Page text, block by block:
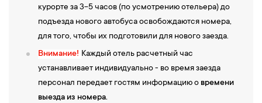
курорте за 3-5 часов (по усмотрению отельера) до
подъезда нового автобуса освобождаются номера,
для того, чтобы их подготовили для нового заезда.
Внимание! Каждый отель расчетный час
устанавливает индивидуально - во время заезда
персонал передает гостям информацию о времени
выезда из номера.